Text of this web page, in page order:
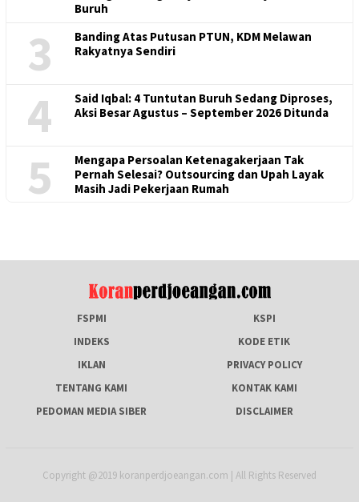
Buruh
3
Banding Atas Putusan PTUN, KDM Melawan
Rakyatnya Sendiri
4
Said Iqbal: 4 Tuntutan Buruh Sedang Diproses,
Aksi Besar Agustus – September 2026 Ditunda
5
Mengapa Persoalan Ketenagakerjaan Tak
Pernah Selesai? Outsourcing dan Upah Layak
Masih Jadi Pekerjaan Rumah
FSPMI
KSPI
INDEKS
KODE ETIK
IKLAN
PRIVACY POLICY
TENTANG KAMI
KONTAK KAMI
PEDOMAN MEDIA SIBER
DISCLAIMER
Copyright @2019 koranperdjoeangan.com | All Rights Reserved